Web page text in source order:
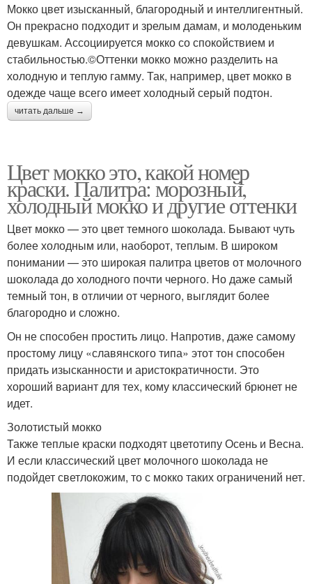
Мокко цвет изысканный, благородный и интеллигентный.
Он прекрасно подходит и зрелым дамам, и молоденьким
девушкам. Ассоциируется мокко со спокойствием и
стабильностью.©Оттенки мокко можно разделить на
холодную и теплую гамму. Так, например, цвет мокко в
одежде чаще всего имеет холодный серый подтон.
читать дальше →
Цвет мокко это, какой номер
краски. Палитра: морозный,
холодный мокко и другие оттенки
Цвет мокко — это цвет темного шоколада. Бывают чуть
более холодным или, наоборот, теплым. В широком
понимании — это широкая палитра цветов от молочного
шоколада до холодного почти черного. Но даже самый
темный тон, в отличии от черного, выглядит более
благородно и сложно.
Он не способен простить лицо. Напротив, даже самому
простому лицу «славянского типа» этот тон способен
придать изысканности и аристократичности. Это
хороший вариант для тех, кому классический брюнет не
идет.
Золотистый мокко
Также теплые краски подходят цветотипу Осень и Весна.
И если классический цвет молочного шоколада не
подойдет светлокожим, то с мокко таких ограничений нет.